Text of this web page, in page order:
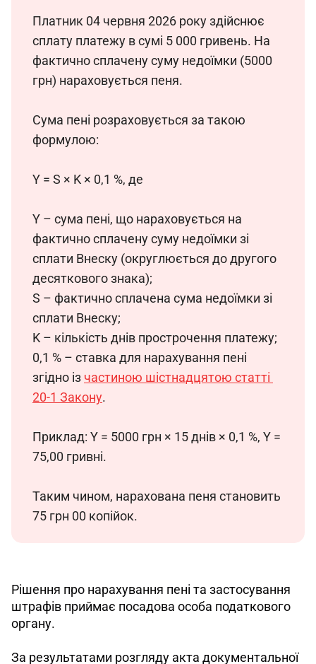
Платник 04 червня 2026 року здійснює
сплату платежу в сумі 5 000 гривень. На
фактично сплачену суму недоїмки (5000
грн) нараховується пеня.
Сума пені розраховується за такою
формулою:
Y = S × K × 0,1 %, де
Y – сума пені, що нараховується на
фактично сплачену суму недоїмки зі
сплати Внеску (округлюється до другого
десяткового знака);
S – фактично сплачена сума недоїмки зі
сплати Внеску;
K – кількість днів прострочення платежу;
0,1 % – ставка для нарахування пені
згідно із частиною шістнадцятою статті
20-1 Закону.
Приклад: Y = 5000 грн × 15 днів × 0,1 %, Y =
75,00 гривні.
Таким чином, нарахована пеня становить
75 грн 00 копійок.
Рішення про нарахування пені та застосування
штрафів приймає посадова особа податкового
органу.
За результатами розгляду акта документальної